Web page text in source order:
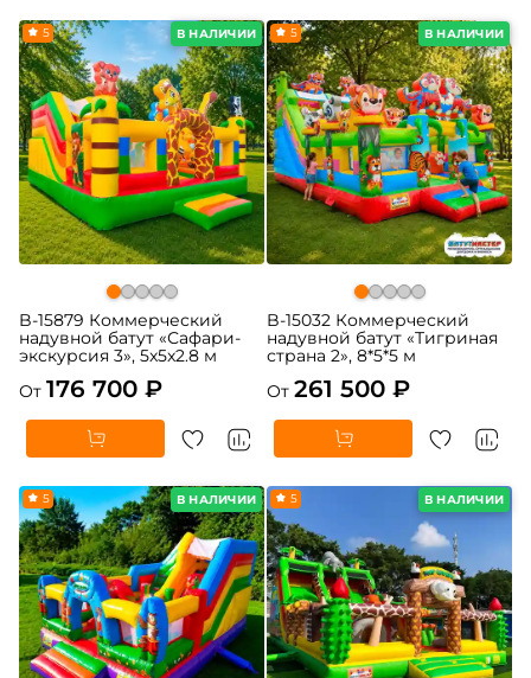
В НАЛИЧИИ
5
B-15879 Коммерческий
надувной батут «Сафари-
экскурсия 3», 5x5x2.8 м
От 176 700 ₽
В НАЛИЧИИ
5
B-15032 Коммерческий
надувной батут «Тигриная
страна 2», 8*5*5 м
От 261 500 ₽
В НАЛИЧИИ
5 В НАЛИЧИИ
5